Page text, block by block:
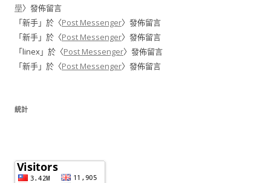
學〉發佈留言
「新手」於〈Post Messenger〉發佈留言
「新手」於〈Post Messenger〉發佈留言
「linex」於〈Post Messenger〉發佈留言
「新手」於〈Post Messenger〉發佈留言
統計